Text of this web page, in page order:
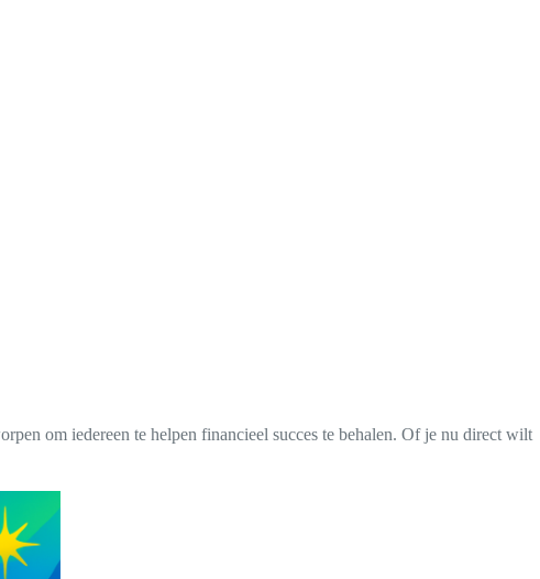
om iedereen te helpen financieel succes te behalen. Of je nu direct wilt